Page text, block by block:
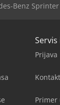
Benz Sprinter
Prijava
Kontakt
Primer